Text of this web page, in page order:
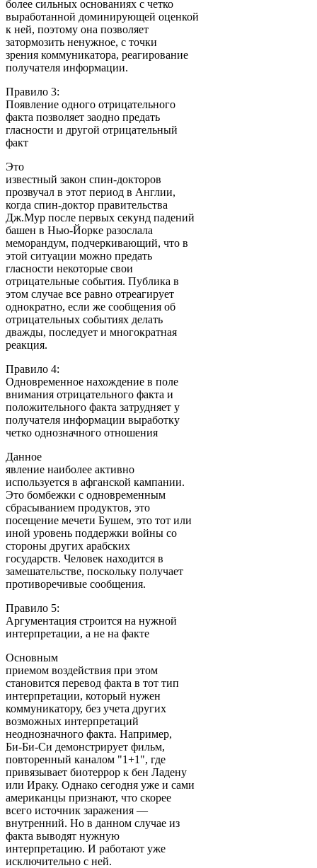
более сильных основаниях с четко
выработанной доминирующей оценкой
к ней, поэтому она позволяет
затормозить ненужное, с точки
зрения коммуникатора, реагирование
получателя информации.
Правило 3:
Появление одного отрицательного
факта позволяет заодно предать
гласности и другой отрицательный
факт
Это
известный закон спин-докторов
прозвучал в этот период в Англии,
когда спин-доктор правительства
Дж.Мур после первых секунд падений
башен в Нью-Йорке разослала
меморандум, подчеркивающий, что в
этой ситуации можно предать
гласности некоторые свои
отрицательные события. Публика в
этом случае все равно отреагирует
однократно, если же сообщения об
отрицательных событиях делать
дважды, последует и многократная
реакция.
Правило 4:
Одновременное нахождение в поле
внимания отрицательного факта и
положительного факта затрудняет у
получателя информации выработку
четко однозначного отношения
Данное
явление наиболее активно
используется в афганской кампании.
Это бомбежки с одновременным
сбрасыванием продуктов, это
посещение мечети Бушем, это тот или
иной уровень поддержки войны со
стороны других арабских
государств. Человек находится в
замешательстве, поскольку получает
противоречивые сообщения.
Правило 5:
Аргументация строится на нужной
интерпретации, а не на факте
Основным
приемом воздействия при этом
становится перевод факта в тот тип
интерпретации, который нужен
коммуникатору, без учета других
возможных интерпретаций
неоднозначного факта. Например,
Би-Би-Си демонстрирует фильм,
повторенный каналом "1+1", где
привязывает биотеррор к бен Ладену
или Ираку. Однако сегодня уже и сами
американцы признают, что скорее
всего источник заражения —
внутренний. Но в данном случае из
факта выводят нужную
интерпретацию. И работают уже
исключительно с ней.